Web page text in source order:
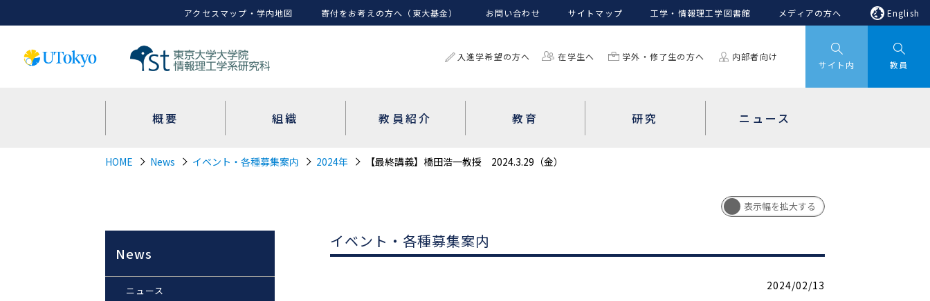
アクセスマップ・学内地図 寄付をお考えの方へ（東大基金） お問い合わせ サイトマップ 工学・情報理工学図書館 メディアの方へ English
入進学希望の方へ 在学生へ 学外・修了生の方へ 内部者向け
サイト内 教員
概要 組織 教員紹介 教育 研究 ニュース
HOME News イベント・各種募集案内 2024年 【最終講義】橋田浩一教授 2024.3.29（金）
イベント・各種募集案内
2024/02/13
News
ニュース